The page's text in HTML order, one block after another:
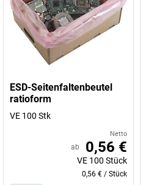
ESD-Seitenfaltenbeutel
ratioform
VE 100 Stk
Netto
ab 0,56 €
VE 100 Stück
0,56 € / Stück